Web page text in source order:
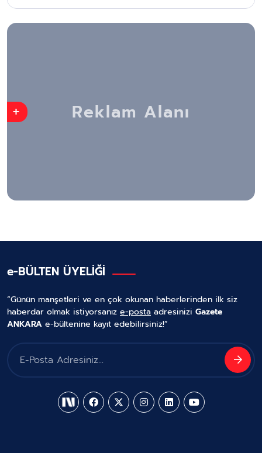
+
e-BÜLTEN ÜYELİĞİ
“Günün manşetleri ve en çok okunan haberlerinden ilk siz
haberdar olmak istiyorsanız e-posta adresinizi Gazete
ANKARA e-bültenine kayıt edebilirsiniz!”